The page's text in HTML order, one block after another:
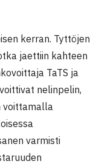
kerran. Tyttöjen
jaettiin kahteen
TaTS ja
nelinpelin,
voittamalla
varmisti